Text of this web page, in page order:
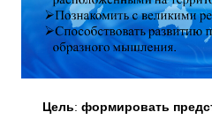
Цель: формировать